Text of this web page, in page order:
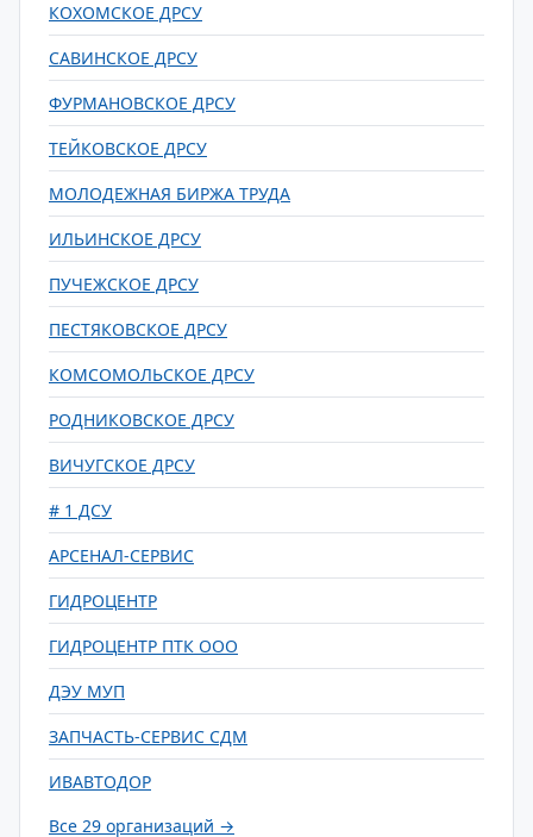
КОХОМСКОЕ ДРСУ
САВИНСКОЕ ДРСУ
ФУРМАНОВСКОЕ ДРСУ
ТЕЙКОВСКОЕ ДРСУ
МОЛОДЕЖНАЯ БИРЖА ТРУДА
ИЛЬИНСКОЕ ДРСУ
ПУЧЕЖСКОЕ ДРСУ
ПЕСТЯКОВСКОЕ ДРСУ
КОМСОМОЛЬСКОЕ ДРСУ
РОДНИКОВСКОЕ ДРСУ
ВИЧУГСКОЕ ДРСУ
# 1 ДСУ
АРСЕНАЛ-СЕРВИС
ГИДРОЦЕНТР
ГИДРОЦЕНТР ПТК ООО
ДЭУ МУП
ЗАПЧАСТЬ-СЕРВИС СДМ
ИВАВТОДОР
Все 29 организаций →